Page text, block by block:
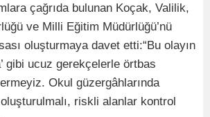
çağrıda bulunan Koçak, Valilik,
ve Milli Eğitim Müdürlüğü’nü
oluşturmaya davet etti:“Bu olayın
gibi ucuz gerekçelerle örtbas
Okul güzergâhlarında
riskli alanlar kontrol